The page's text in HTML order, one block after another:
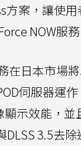
方案，讓使
NOW服務
在日本市場
伺服器運
顯示效能，並
DLSS 3.5去